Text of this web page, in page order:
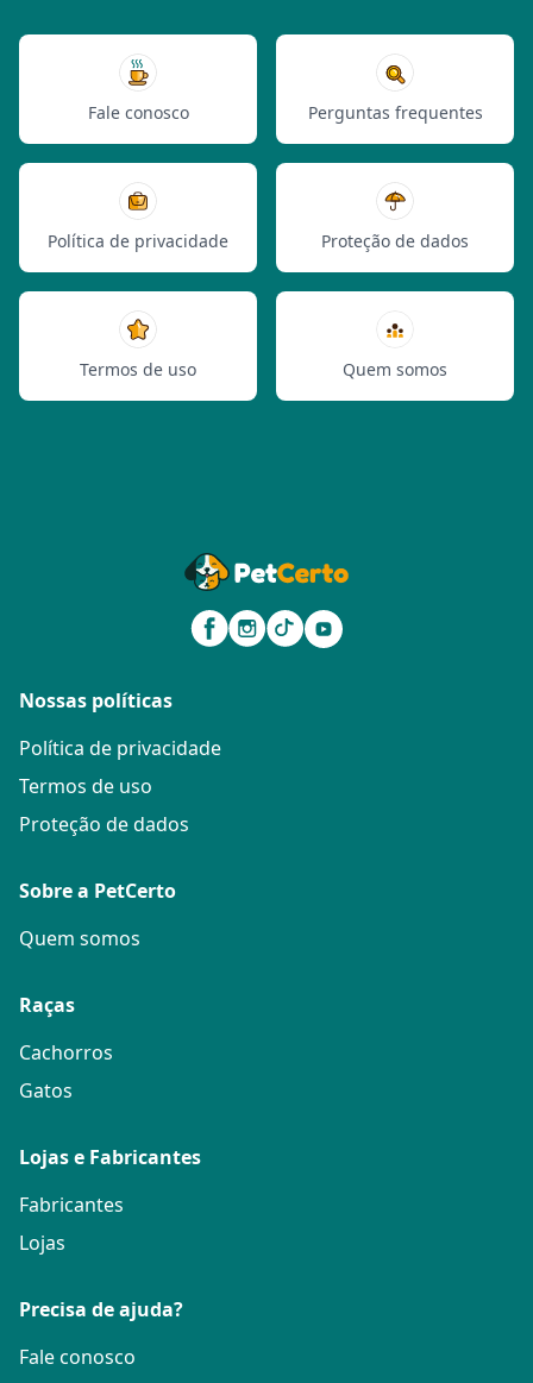
Fale conosco Perguntas frequentes
Política de privacidade Proteção de dados
Termos de uso Quem somos
Nossas políticas
Política de privacidade
Termos de uso
Proteção de dados
Sobre a PetCerto
Quem somos
Raças
Cachorros
Gatos
Lojas e Fabricantes
Fabricantes
Lojas
Precisa de ajuda?
Fale conosco